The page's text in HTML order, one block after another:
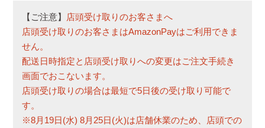
【ご注意】 店頭受け取りのお客さまへ
店頭受け取りのお客さまはAmazonPayはご利用できま
せん。
配送日時指定と店頭受け取りへの変更はご注文手続き
画面でおこないます。
店頭受け取りの場合は最短で5日後の受け取り可能で
す。
※8月19日(水) 8月25日(火)は店舗休業のため、店頭での